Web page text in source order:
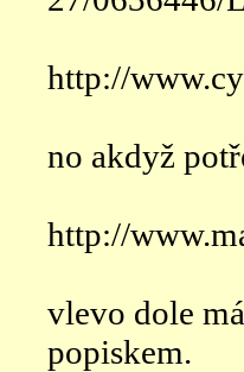
http://
no akdyž
http://
vlevo dole
popiskem.